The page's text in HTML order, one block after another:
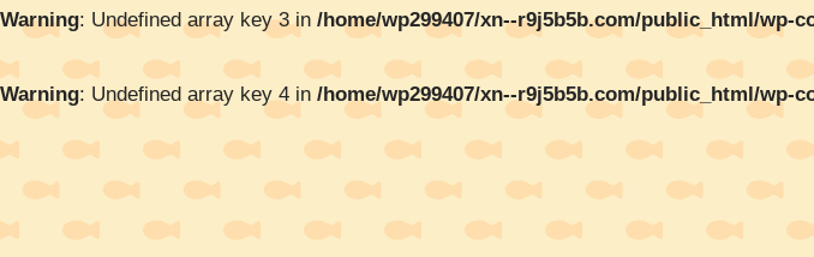
Warning: Undefined array key 3 in /home/wp299407/xn--r9j5b5b.com/public_html/
Warning: Undefined array key 4 in /home/wp299407/xn--r9j5b5b.com/public_html/